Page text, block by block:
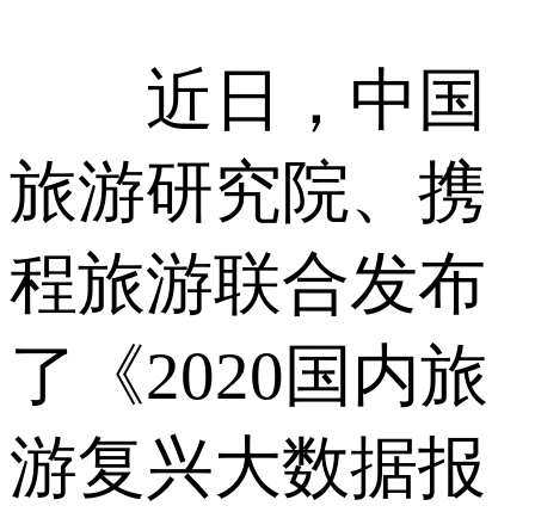
近日，中国
旅游研究院、携
程旅游联合发布
了《2020国内旅
游复兴大数据报